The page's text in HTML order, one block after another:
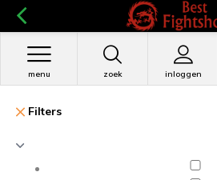
zoek inloggen
menu
Filters